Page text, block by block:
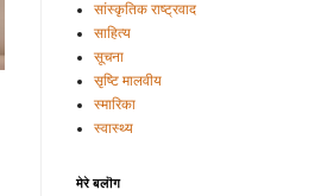
सांस्कृतिक राष्ट्रवाद
साहित्य
सूचना
सृष्टि मालवीय
स्मारिका
स्वास्थ्य
मेरे बलॊग